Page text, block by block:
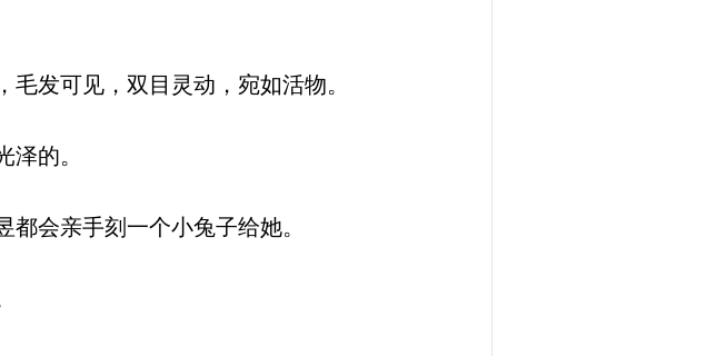
发可见，双目灵动，宛如活物。
的。
会亲手刻一个小兔子给她。